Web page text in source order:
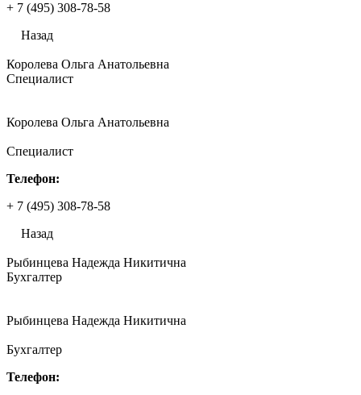
+ 7 (495) 308-78-58
Назад
Королева Ольга Анатольевна
Специалист
Королева Ольга Анатольевна
Специалист
Телефон:
+ 7 (495) 308-78-58
Назад
Рыбинцева Надежда Никитична
Бухгалтер
Рыбинцева Надежда Никитична
Бухгалтер
Телефон: